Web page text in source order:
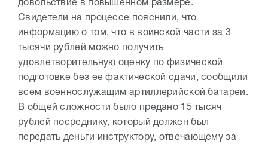
довольствие в повышенном размере.
Свидетели на процессе пояснили, что
информацию о том, что в воинской части за 3
тысячи рублей можно получить
удовлетворительную оценку по физической
подготовке без ее фактической сдачи, сообщили
всем военнослужащим артиллерийской батареи.
В общей сложности было предано 15 тысяч
рублей посреднику, который должен был
передать деньги инструктору, отвечающему за